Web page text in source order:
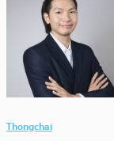
Thongchai